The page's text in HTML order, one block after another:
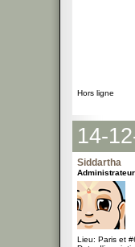
Hors ligne
14-
Siddartha
Administrateur
Lieu: Paris et